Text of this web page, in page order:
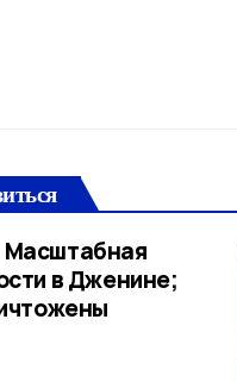
в Дженине;